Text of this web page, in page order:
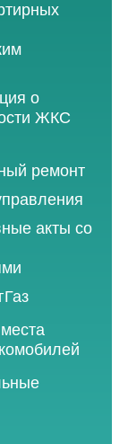
о
ЖКС
ремонт
акты со